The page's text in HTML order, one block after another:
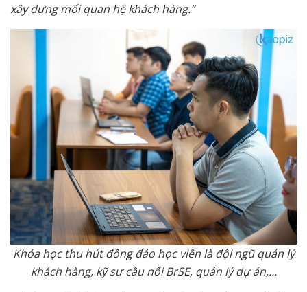
xây dựng mối quan hệ khách hàng.”
Khóa học thu hút đông đảo học viên là đội ngũ quản lý
khách hàng, kỹ sư cầu nối BrSE, quản lý dự án,…